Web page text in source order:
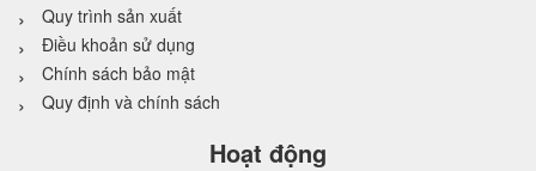
Quy trình sản xuất
Điều khoản sử dụng
Chính sách bảo mật
Quy định và chính sách
Hoạt động